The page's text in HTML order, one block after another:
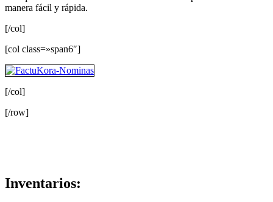
manera fácil y rápida.
[/col]
[col class=»span6″]
[/col]
[/row]
Inventarios: